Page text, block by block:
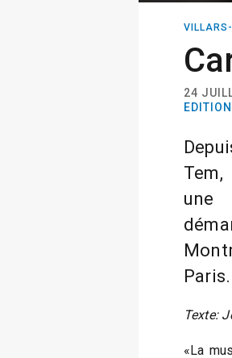
24
une
Paris.
Texte:
«La